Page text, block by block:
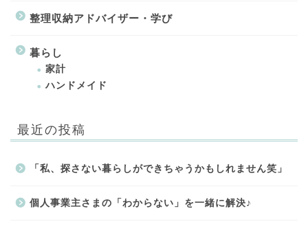
整理収納アドバイザー・学び
暮らし
家計
ハンドメイド
最近の投稿
「私、探さない暮らしができちゃうかもしれません笑」
個人事業主さまの「わからない」を一緒に解決♪